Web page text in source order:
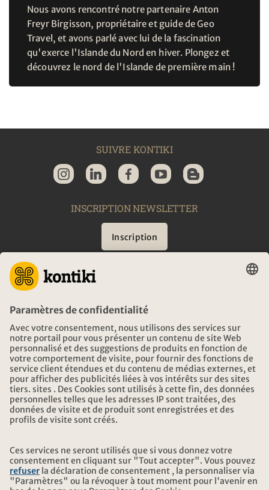
Nous avons rencontré notre partenaire Anton
Freyr Birgisson, propriétaire et guide de Geo
Travel, et avons parlé avec lui de la fascination
qu'exerce l'Islande du Nord en hiver. Plongez et
découvrez le nord de l'Islande de première main !
SUIVRE KONTIKI
INSCRIPTION NEWSLETTER
Inscription
CONSEIL
URGENCES EN VOYAGE
HEURES D'OUVERTURE KONTIKI VOYAGES
TÉLÉCHARGEMENT ET LIENS
ADRESSE
AU SUJET DE KONTIKI
CERTIFICATION
NOS PARTENAIRES